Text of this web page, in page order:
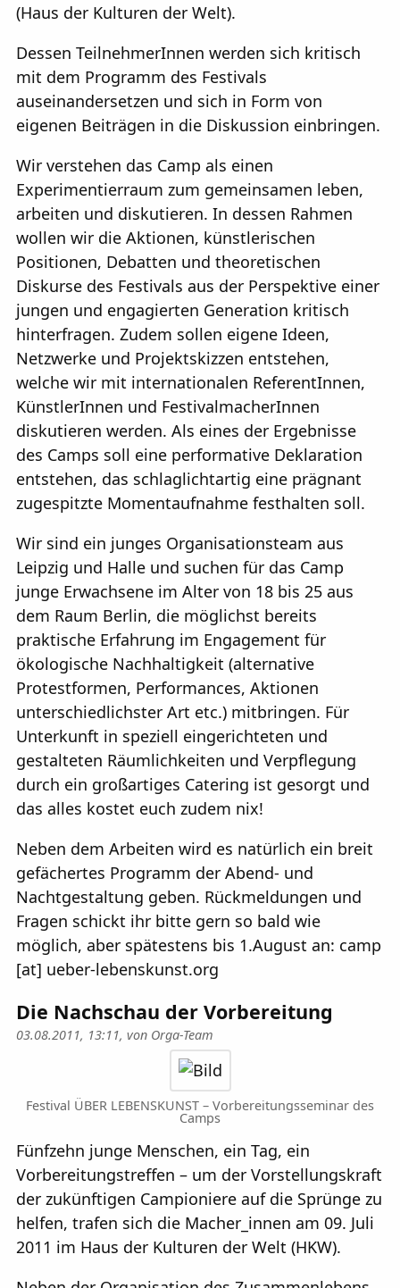
(Haus der Kulturen der Welt).
Dessen TeilnehmerInnen werden sich kritisch
mit dem Programm des Festivals
auseinandersetzen und sich in Form von
eigenen Beiträgen in die Diskussion einbringen.
Wir verstehen das Camp als einen
Experimentierraum zum gemeinsamen leben,
arbeiten und diskutieren. In dessen Rahmen
wollen wir die Aktionen, künstlerischen
Positionen, Debatten und theoretischen
Diskurse des Festivals aus der Perspektive einer
jungen und engagierten Generation kritisch
hinterfragen. Zudem sollen eigene Ideen,
Netzwerke und Projektskizzen entstehen,
welche wir mit internationalen ReferentInnen,
KünstlerInnen und FestivalmacherInnen
diskutieren werden. Als eines der Ergebnisse
des Camps soll eine performative Deklaration
entstehen, das schlaglichtartig eine prägnant
zugespitzte Momentaufnahme festhalten soll.
Wir sind ein junges Organisationsteam aus
Leipzig und Halle und suchen für das Camp
junge Erwachsene im Alter von 18 bis 25 aus
dem Raum Berlin, die möglichst bereits
praktische Erfahrung im Engagement für
ökologische Nachhaltigkeit (alternative
Protestformen, Performances, Aktionen
unterschiedlichster Art etc.) mitbringen. Für
Unterkunft in speziell eingerichteten und
gestalteten Räumlichkeiten und Verpflegung
durch ein großartiges Catering ist gesorgt und
das alles kostet euch zudem nix!
Neben dem Arbeiten wird es natürlich ein breit
gefächertes Programm der Abend- und
Nachtgestaltung geben. Rückmeldungen und
Fragen schickt ihr bitte gern so bald wie
möglich, aber spätestens bis 1.August an: camp
[at] ueber-lebenskunst.org
Die Nachschau der Vorbereitung
03.08.2011, 13:11, von Orga-Team
Festival ÜBER LEBENSKUNST – Vorbereitungsseminar des
Camps
Fünfzehn junge Menschen, ein Tag, ein
Vorbereitungstreffen – um der Vorstellungskraft
der zukünftigen Campioniere auf die Sprünge zu
helfen, trafen sich die Macher_innen am 09. Juli
2011 im Haus der Kulturen der Welt (HKW).